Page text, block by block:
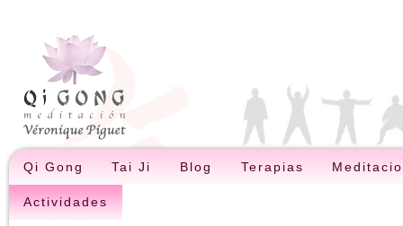
Qi Gong Tai Ji Blog Terapias
Actividades